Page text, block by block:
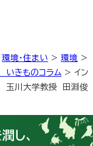
環境・住まい > 環境 >
いきものコラム > イン
玉川大学教授 田淵俊
し、